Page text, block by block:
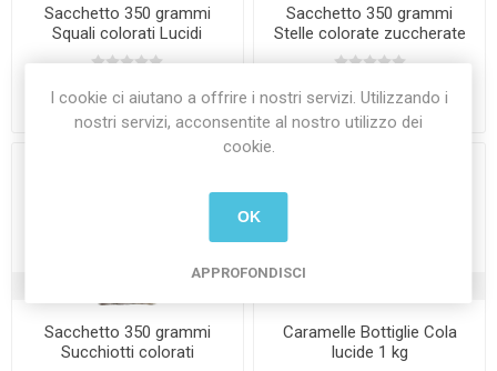
Sacchetto 350 grammi
Squali colorati Lucidi
€3,50 Iva inclusa
più spedizione
Sacchetto 350 grammi
Stelle colorate zuccherate
€3,50 Iva inclusa
spedizione
Sacchetto 350 grammi
Succhiotti colorati
Caramelle Bottiglie Cola
lucide 1 kg
I cookie ci aiutano a offrire i nostri servizi. Utilizzando i
nostri servizi, acconsentite al nostro utilizzo dei
cookie.
OK
APPROFONDISCI